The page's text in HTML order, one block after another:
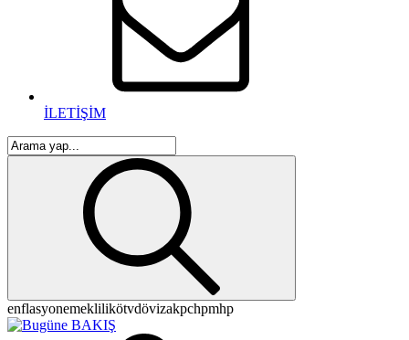
İLETİŞİM
enflasyonemeklilikötvdövizakpchpmhp